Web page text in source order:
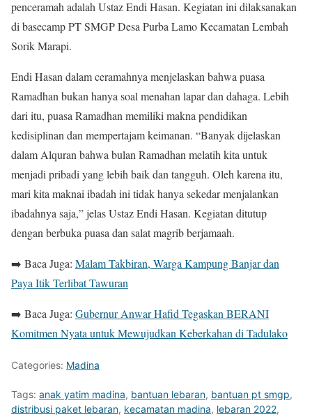
penceramah adalah Ustaz Endi Hasan. Kegiatan ini dilaksanakan
di basecamp PT SMGP Desa Purba Lamo Kecamatan Lembah
Sorik Marapi.
Endi Hasan dalam ceramahnya menjelaskan bahwa puasa
Ramadhan bukan hanya soal menahan lapar dan dahaga. Lebih
dari itu, puasa Ramadhan memiliki makna pendidikan
kedisiplinan dan mempertajam keimanan. “Banyak dijelaskan
dalam Alquran bahwa bulan Ramadhan melatih kita untuk
menjadi pribadi yang lebih baik dan tangguh. Oleh karena itu,
mari kita maknai ibadah ini tidak hanya sekedar menjalankan
ibadahnya saja,” jelas Ustaz Endi Hasan. Kegiatan ditutup
dengan berbuka puasa dan salat magrib berjamaah.
➡️ Baca Juga: Malam Takbiran, Warga Kampung Banjar dan
Paya Itik Terlibat Tawuran
➡️ Baca Juga: Gubernur Anwar Hafid Tegaskan BERANI
Komitmen Nyata untuk Mewujudkan Keberkahan di Tadulako
Categories: Madina
Tags: anak yatim madina, bantuan lebaran, bantuan pt smgp,
distribusi paket lebaran, kecamatan madina, lebaran 2022,